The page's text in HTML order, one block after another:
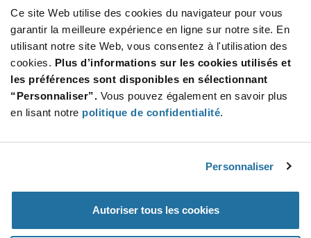
Ce site Web utilise des cookies du navigateur pour vous
garantir la meilleure expérience en ligne sur notre site. En
utilisant notre site Web, vous consentez à l'utilisation des
cookies. Plus d’informations sur les cookies utilisés et
les préférences sont disponibles en sélectionnant
“Personnaliser”. Vous pouvez également en savoir plus
en lisant notre politique de confidentialité.
Personnaliser
Autoriser tous les cookies
SUBSCRIBE TO OUR NEWSLETTER
Be at the Forefront of New Technology Innovations
subscribe
button
SUBSCRIBE
Terms & Conditions|Terms of Use|Accessibility